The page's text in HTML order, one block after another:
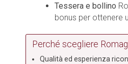
Tessera e bollino
bonus per ottenere
Perché scegliere
Qualità ed esperienza